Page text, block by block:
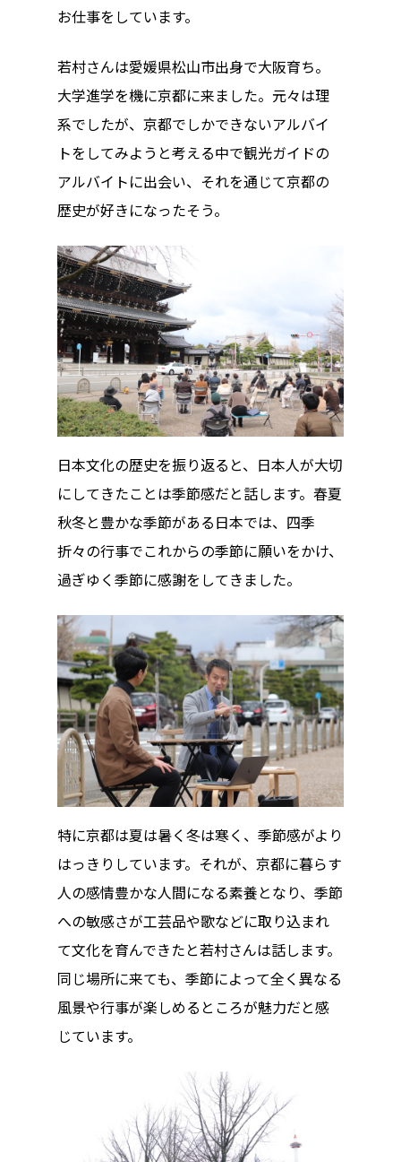
お仕事をしています。
若村さんは愛媛県松山市出身で大阪育ち。
大学進学を機に京都に来ました。元々は理
系でしたが、京都でしかできないアルバイ
トをしてみようと考える中で観光ガイドの
アルバイトに出会い、それを通じて京都の
歴史が好きになったそう。
日本文化の歴史を振り返ると、日本人が大切
にしてきたことは季節感だと話します。春夏
秋冬と豊かな季節がある日本では、四季
折々の行事でこれからの季節に願いをかけ、
過ぎゆく季節に感謝をしてきました。
特に京都は夏は暑く冬は寒く、季節感がより
はっきりしています。それが、京都に暮らす
人の感情豊かな人間になる素養となり、季節
への敏感さが工芸品や歌などに取り込まれ
て文化を育んできたと若村さんは話します。
同じ場所に来ても、季節によって全く異なる
風景や行事が楽しめるところが魅力だと感
じています。